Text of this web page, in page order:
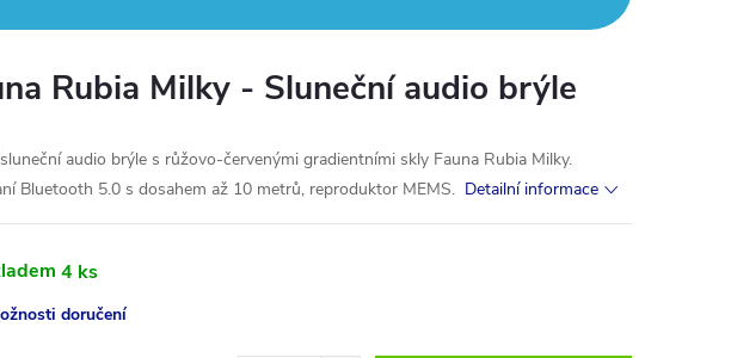
Rubia Milky - Sluneční audio brýle
audio brýle s růžovo-červenými gradientními skly Fauna Rubia Milky.
Bluetooth 5.0 s dosahem až 10 metrů, reproduktor MEMS. Detailní informace
4 ks
doručení